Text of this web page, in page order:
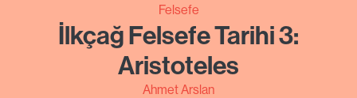
Felsefe
İlkçağ Felsefe Tarihi 3:
Aristoteles
Ahmet Arslan